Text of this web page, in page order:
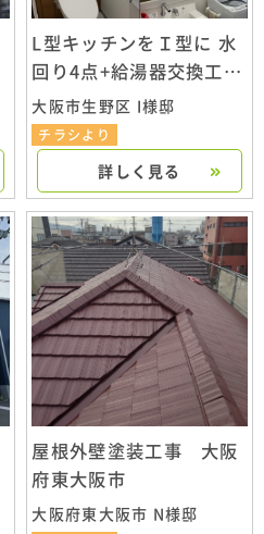
L型キッチンをＩ型に 水
回り4点+給湯器交換工
事 大阪市生野区
大阪市生野区 I様邸
チラシより
詳しく見る
屋根外壁塗装工事 大阪
府東大阪市
大阪府東大阪市 N様邸